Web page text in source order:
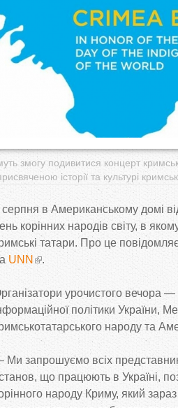
змогу подивитися концерт
історії та культурі
серпня в Американському домі
корінних народів світу, в
татари. Про це
UNN .
урочистого вечора —
політики України,
народу та
Ми запрошуємо всіх
що працюють в Україні,
народу Криму, який